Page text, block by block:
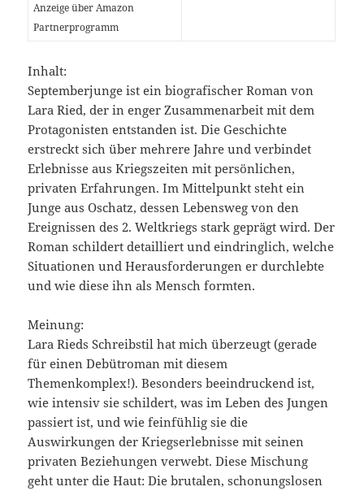
Anzeige über Amazon
Partnerprogramm
Inhalt:
Septemberjunge ist ein biografischer Roman von
Lara Ried, der in enger Zusammenarbeit mit dem
Protagonisten entstanden ist. Die Geschichte
erstreckt sich über mehrere Jahre und verbindet
Erlebnisse aus Kriegszeiten mit persönlichen,
privaten Erfahrungen. Im Mittelpunkt steht ein
Junge aus Oschatz, dessen Lebensweg von den
Ereignissen des 2. Weltkriegs stark geprägt wird. Der
Roman schildert detailliert und eindringlich, welche
Situationen und Herausforderungen er durchlebte
und wie diese ihn als Mensch formten.
Meinung:
Lara Rieds Schreibstil hat mich überzeugt (gerade
für einen Debütroman mit diesem
Themenkomplex!). Besonders beeindruckend ist,
wie intensiv sie schildert, was im Leben des Jungen
passiert ist, und wie feinfühlig sie die
Auswirkungen der Kriegserlebnisse mit seinen
privaten Beziehungen verwebt. Diese Mischung
geht unter die Haut: Die brutalen, schonungslosen